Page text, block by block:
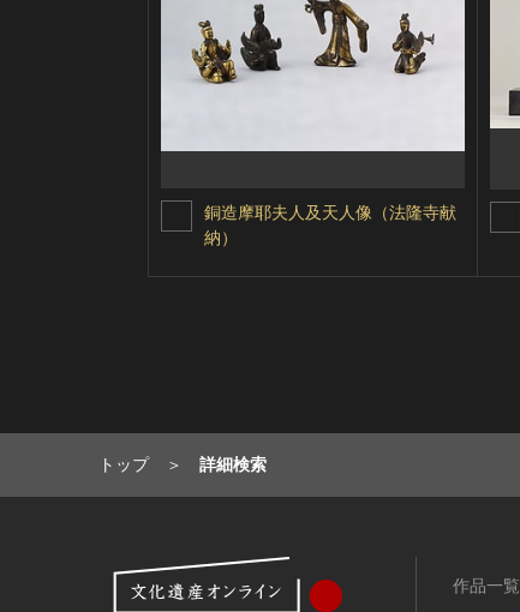
銅造摩耶夫人及天人像（法隆寺献
納）
トップ 詳細検索
作品一覧